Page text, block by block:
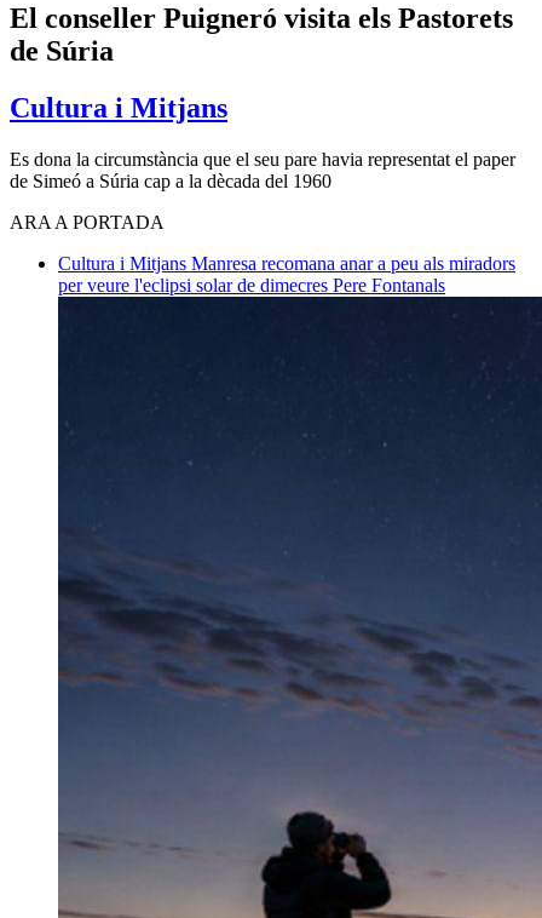
El conseller Puigneró visita els Pastorets
de Súria
Cultura i Mitjans
Es dona la circumstància que el seu pare havia representat el paper
de Simeó a Súria cap a la dècada del 1960
ARA A PORTADA
Cultura i Mitjans Manresa recomana anar a peu als miradors
per veure l'eclipsi solar de dimecres Pere Fontanals